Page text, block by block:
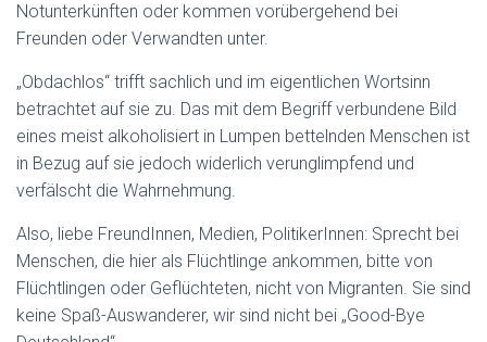
Notunterkünften oder kommen vorübergehend bei
Freunden oder Verwandten unter.
„Obdachlos“ trifft sachlich und im eigentlichen Wortsinn
betrachtet auf sie zu. Das mit dem Begriff verbundene Bild
eines meist alkoholisiert in Lumpen bettelnden Menschen ist
in Bezug auf sie jedoch widerlich verunglimpfend und
verfälscht die Wahrnehmung.
Also, liebe FreundInnen, Medien, PolitikerInnen: Sprecht bei
Menschen, die hier als Flüchtlinge ankommen, bitte von
Flüchtlingen oder Geflüchteten, nicht von Migranten. Sie sind
keine Spaß-Auswanderer, wir sind nicht bei „Good-Bye